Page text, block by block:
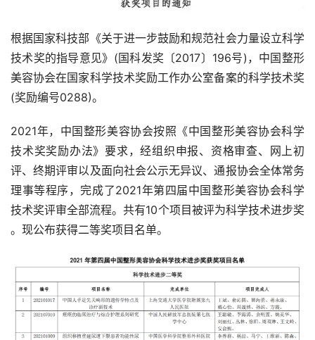
根据国家科技部《关于进一步鼓励和规范社会力量设立科学
技术奖的指导意见》(国科发奖〔2017〕196号)，中国整形
美容协会在国家科学技术奖励工作办公室备案的科学技术奖
(奖励编号0288)。
2021年，中国整形美容协会按照《中国整形美容协会科学
技术奖奖励办法》要求，经组织申报、资格审查、网上初
评、终期评审以及面向社会公示无异议、通报协会全体常务
理事等程序，完成了2021年第四届中国整形美容协会科学
技术奖评审全部流程。共有10个项目被评为科学技术进步奖
。现公布获得二等奖项目名单。